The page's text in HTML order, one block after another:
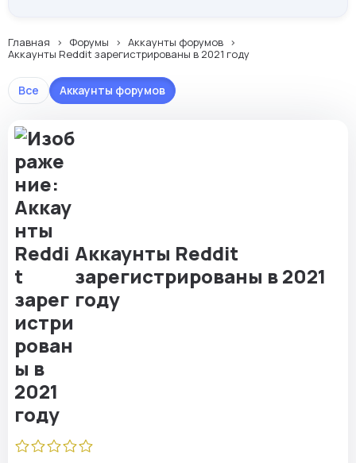
Главная Форумы
Аккаунты форумов
Аккаунты Reddit зарегистрированы в 2021 году
Все Аккаунты форумов
Аккаунты Reddit
зарегистрированы в 2021
году